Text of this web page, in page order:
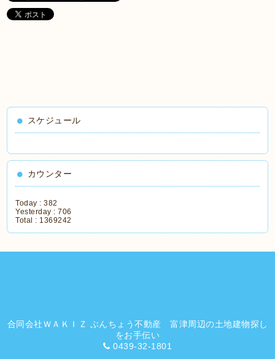
スケジュール
カウンター
Today :382
Yesterday :706
Total : 1369242
合同会社ＷＡＫＩＺ ぶんちょう不動産 富津周辺の土地建物探し
をお手伝い
0439-32-1801